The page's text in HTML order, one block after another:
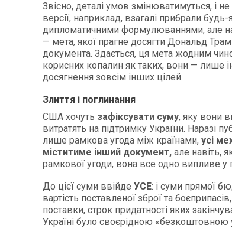
Звісно, деталі умов змінюватимуться, і
версії, наприклад, взагалі прибрали
дипломатичними формулюваннями, але
— мета, якої прагне досягти Дональд
документа. Здається, ця мета жодним
корисних копалин як таких, вони — лише
досягнення зовсім інших цілей.
Злиття і поглинання
США хочуть зафіксувати суму, яку вони
витратять на підтримку України. Наразі
лише рамкова угода між країнами, усі
міститиме інший документ, але навіть,
рамкової угоди, вона все одно випливе
До цієї суми ввійде УСЕ: і суми прямої
вартість поставленої зброї та
поставки, строк придатності яких
Україні було своєрідною «безкоштовною